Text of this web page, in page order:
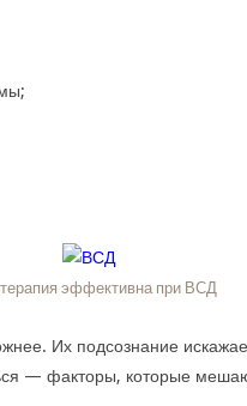
эффективна при ВСД
Их подсознание
— факторы, которые